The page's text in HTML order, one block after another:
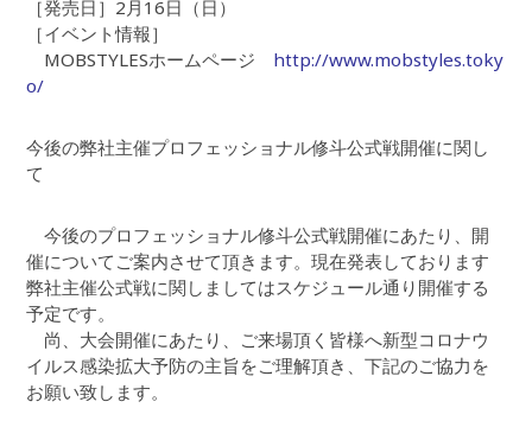
［発売日］2月16日（日）
［イベント情報］
MOBSTYLESホームページ http://www.mobstyles.toky
o/
今後の弊社主催プロフェッショナル修斗公式戦開催に関し
て
今後のプロフェッショナル修斗公式戦開催にあたり、開
催についてご案内させて頂きます。現在発表しております
弊社主催公式戦に関しましてはスケジュール通り開催する
予定です。
尚、大会開催にあたり、ご来場頂く皆様へ新型コロナウ
イルス感染拡大予防の主旨をご理解頂き、下記のご協力を
お願い致します。